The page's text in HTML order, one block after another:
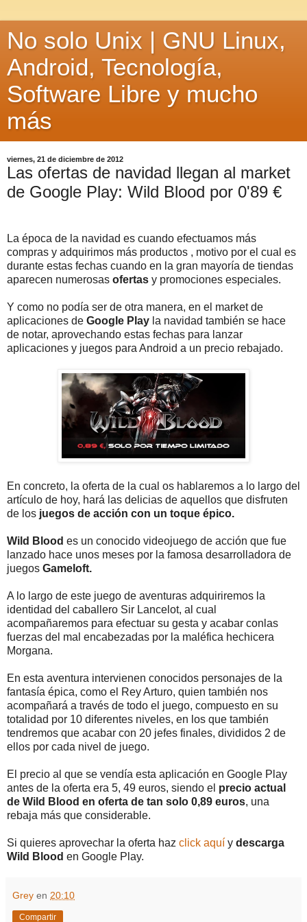
No solo Unix | GNU Linux,
Android, Tecnología,
Software Libre y mucho
más
viernes, 21 de diciembre de 2012
Las ofertas de navidad llegan al market
de Google Play: Wild Blood por 0'89 €
La época de la navidad es cuando efectuamos más
compras y adquirimos más productos , motivo por el cual es
durante estas fechas cuando en la gran mayoría de tiendas
aparecen numerosas ofertas y promociones especiales.
Y como no podía ser de otra manera, en el market de
aplicaciones de Google Play la navidad también se hace
de notar, aprovechando estas fechas para lanzar
aplicaciones y juegos para Android a un precio rebajado.
En concreto, la oferta de la cual os hablaremos a lo largo del
artículo de hoy, hará las delicias de aquellos que disfruten
de los juegos de acción con un toque épico.
Wild Blood es un conocido videojuego de acción que fue
lanzado hace unos meses por la famosa desarrolladora de
juegos Gameloft.
A lo largo de este juego de aventuras adquiriremos la
identidad del caballero Sir Lancelot, al cual
acompañaremos para efectuar su gesta y acabar conlas
fuerzas del mal encabezadas por la maléfica hechicera
Morgana.
En esta aventura intervienen conocidos personajes de la
fantasía épica, como el Rey Arturo, quien también nos
acompañará a través de todo el juego, compuesto en su
totalidad por 10 diferentes niveles, en los que también
tendremos que acabar con 20 jefes finales, divididos 2 de
ellos por cada nivel de juego.
El precio al que se vendía esta aplicación en Google Play
antes de la oferta era 5, 49 euros, siendo el precio actual
de Wild Blood en oferta de tan solo 0,89 euros, una
rebaja más que considerable.
Si quieres aprovechar la oferta haz click aquí y descarga
Wild Blood en Google Play.
Grey en 20:10
Compartir